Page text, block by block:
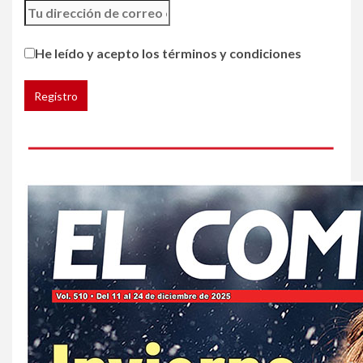
5
Gas radón exige atención de
He leído y acepto los términos y condiciones